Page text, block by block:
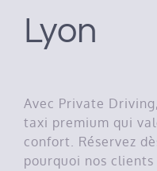
Lyon
Avec Private
taxi premium qui
confort. Réservez
pourquoi nos